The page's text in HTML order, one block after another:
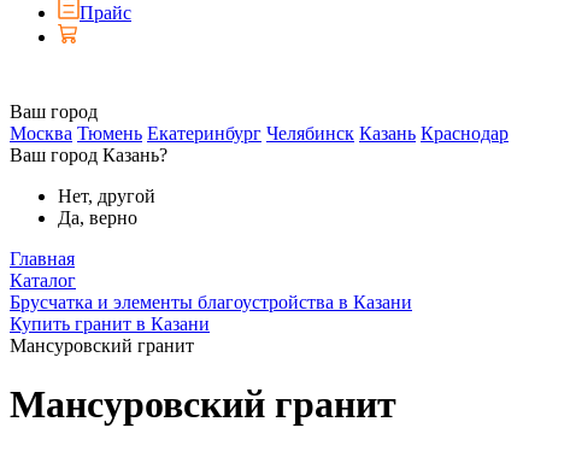
Прайс
Ваш город
Москва Тюмень Екатеринбург Челябинск Казань Краснодар
Ваш город Казань?
Нет, другой
Да, верно
Главная
Каталог
Брусчатка и элементы благоустройства в Казани
Купить гранит в Казани
Мансуровский гранит
Мансуровский гранит